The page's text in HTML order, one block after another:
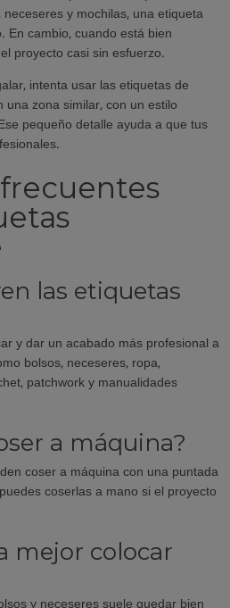
y mochilas, una etiqueta
En cambio, cuando está bien
proyecto casi sin esfuerzo.
intenta usar las etiquetas de
zona similar, con un estilo
pequeño detalle ayuda a que tus
las etiquetas
y dar un acabado más profesional a
bolsos, neceseres, ropa,
patchwork y manualidades
a máquina?
coser a máquina con una puntada
coserlas a mano si el proyecto
mejor colocar